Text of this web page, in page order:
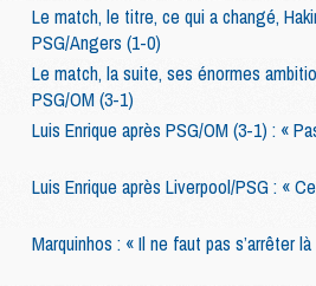
Le match, le titre, ce qui a changé,
PSG/Angers (1-0)
Le match, la suite, ses énormes
PSG/OM (3-1)
Luis Enrique après PSG/OM (3-1) : «
Luis Enrique après Liverpool/PSG : «
Marquinhos : « Il ne faut pas s’arrêter là